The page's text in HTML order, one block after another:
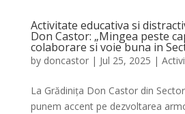
Activitate educativa si
Don Castor: „Mingea peste
colaborare si voie buna in
by doncastor| Jul 25, 2025 |
La Grădinița Don Castor din
punem accent pe dezvoltarea